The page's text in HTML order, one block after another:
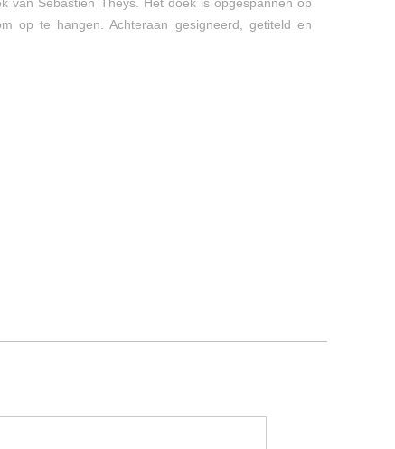
op te hangen. Achteraan gesigneerd, getiteld en